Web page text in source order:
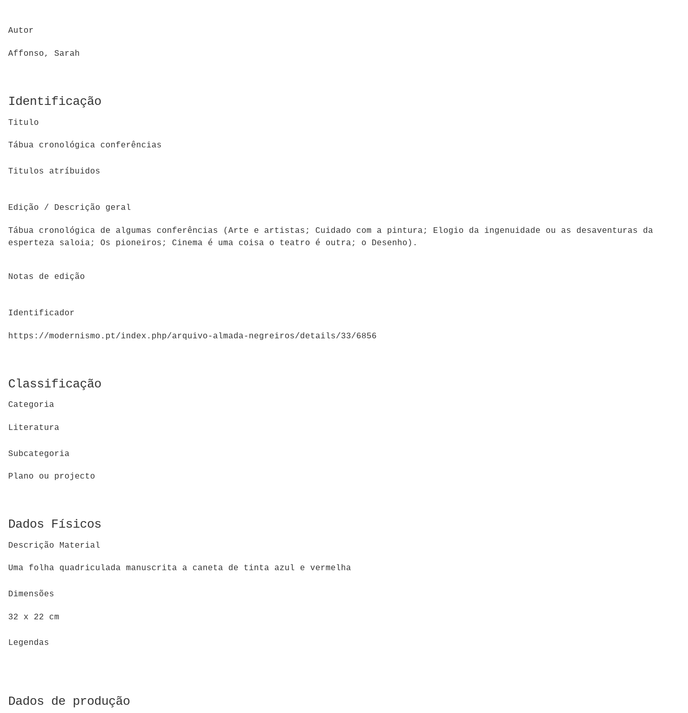
Autor
Affonso, Sarah
Identificação
Titulo
Tábua cronológica conferências
Titulos atríbuidos
Edição / Descrição geral
Tábua cronológica de algumas conferências (Arte e artistas; Cuidado com a pintura; Elogio da ingenuidade ou as desaventuras da
esperteza saloia; Os pioneiros; Cinema é uma coisa o teatro é outra; o Desenho).
Notas de edição
Identificador
https://modernismo.pt/index.php/arquivo-almada-negreiros/details/33/6856
Classificação
Categoria
Literatura
Subcategoria
Plano ou projecto
Dados Físicos
Descrição Material
Uma folha quadriculada manuscrita a caneta de tinta azul e vermelha
Dimensões
32 x 22 cm
Legendas
Dados de produção